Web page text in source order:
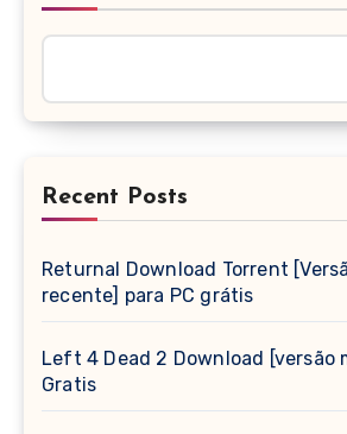
Recent Posts
Returnal Download Torrent
recente] para PC grátis
Left 4 Dead 2 Download [versão
Gratis